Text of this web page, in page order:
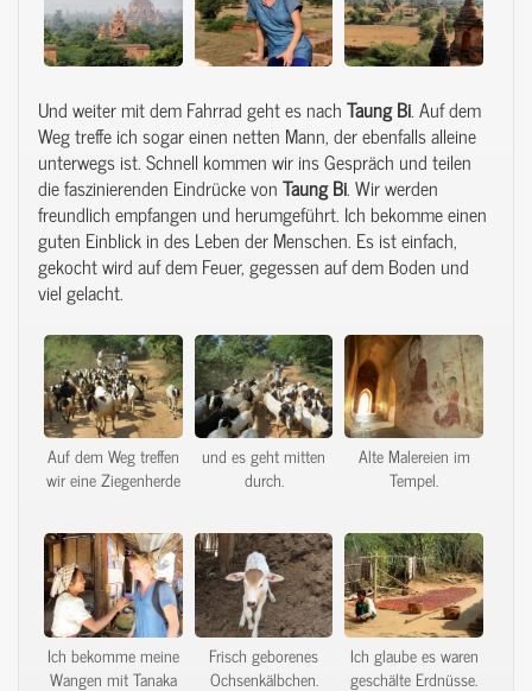
Und weiter mit dem Fahrrad geht es nachTaung Bi. Auf dem
Weg treffe ich sogar einen netten Mann, der ebenfalls alleine
unterwegs ist. Schnell kommen wir ins Gespräch und teilen
die faszinierenden Eindrücke vonTaung Bi. Wir werden
freundlich empfangen und herumgeführt. Ich bekomme einen
guten Einblick in des Leben der Menschen. Es ist einfach,
gekocht wird auf dem Feuer, gegessen auf dem Boden und
viel gelacht.
Auf dem Weg treffen
wir eine Ziegenherde
und es geht mitten
durch.
Alte Malereien im
Tempel.
Ich bekomme meine
Wangen mit Tanaka
Frisch geborenes
Ochsenkälbchen.
Ich glaube es waren
geschälte Erdnüsse.